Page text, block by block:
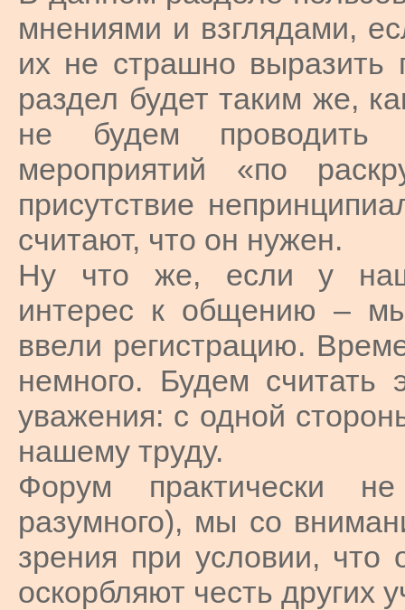
мнениями и взглядами,
их не страшно выразить
раздел будет таким же,
не будем проводить
мероприятий «по
присутствие
считают, что он нужен.
Ну что же, если у
интерес к общению –
ввели регистрацию.
немного. Будем считать
уважения: с одной
нашему труду.
Форум практически
разумного), мы со
зрения при условии,
оскорбляют честь других